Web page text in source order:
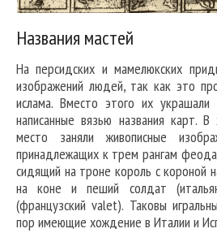
Названия мастей
На персидских и мамелюкских
изображений людей, так как это
ислама. Вместо этого их украшали
написанные вязью названия карт. В
место заняли живописные
принадлежащих к трем рангам
сидящий на троне король с короной
на коне и пеший солдат
(французский valet). Таковы
пор имеющие хождение в Италии и